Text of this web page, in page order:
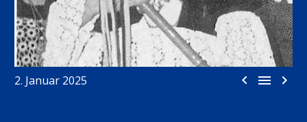
  
2. Januar 2025